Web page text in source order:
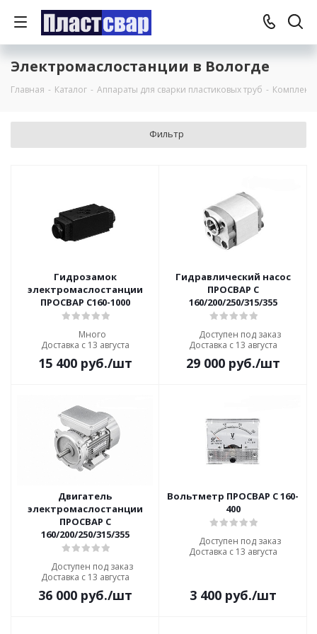
Электромаслостанции в Вологде
Главная - Каталог - Аппараты для сварки пластиковых труб -
Фильтр
Гидрозамок
электромаслостанции
ПРОСВАР С160-1000
Много
Доставка с 13 августа
15 400руб./шт
Гидравлический насос
ПРОСВАР С
160/200/250/315/355
Доступен под заказ
Доставка с 13 августа
29 000руб./шт
Двигатель
электромаслостанции
ПРОСВАР С
160/200/250/315/355
Доступен под заказ
Доставка с 13 августа
36 000руб./шт
Вольтметр ПРОСВАР С 160-
400
Доступен под заказ
Доставка с 13 августа
3 400руб./шт